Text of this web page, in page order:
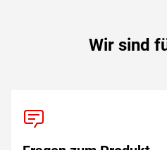
Wir sind